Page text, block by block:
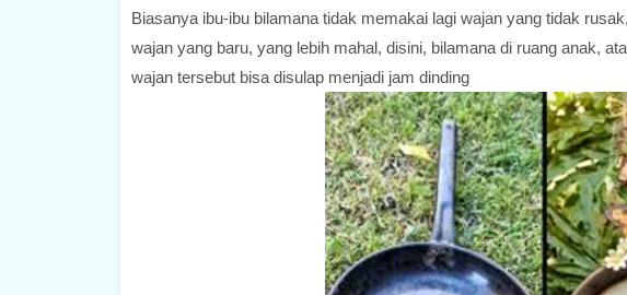
Biasanya ibu-ibu bilamana tidak memakai lagi wajan yang tidak
wajan yang baru, yang lebih mahal, disini, bilamana di ruang anak,
wajan tersebut bisa disulap menjadi jam dinding